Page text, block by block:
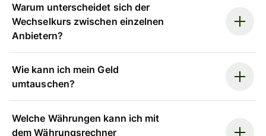
Warum unterscheidet sich der
Wechselkurs zwischen einzelnen
Anbietern?
Wie kann ich mein Geld
umtauschen?
Welche Währungen kann ich mit
dem Währungsrechner